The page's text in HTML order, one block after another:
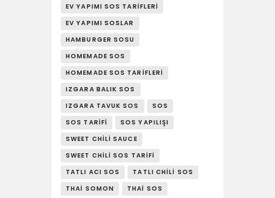
EV YAPIMI SOS TARIFLERI
EV YAPIMI SOSLAR
HAMBURGER SOSU
HOMEMADE SOS
HOMEMADE SOS TARIFLERI
IZGARA BALIK SOS
IZGARA TAVUK SOS
SOS
SOS TARIFI
SOS YAPILIŞI
SWEET CHILI SAUCE
SWEET CHILI SOS TARIFI
TATLI ACI SOS
TATLI CHILI SOS
THAI SOMON
THAI SOS